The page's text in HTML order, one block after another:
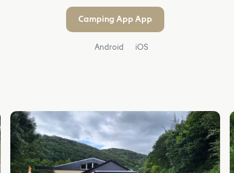
Camping App App
Android iOS